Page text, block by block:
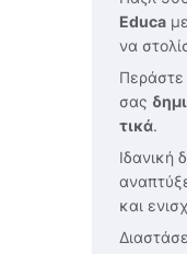
Educa
να
Περάστε
σας
τικά.
Ιδανική
και